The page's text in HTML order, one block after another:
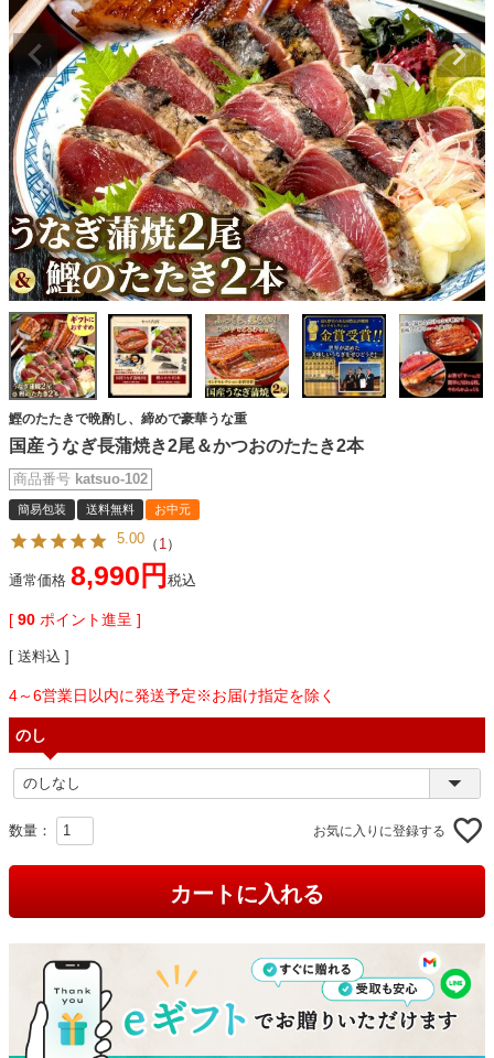
鰹のたたきで晩酌し、締めで豪華うな重
国産うなぎ長蒲焼き2尾＆かつおのたたき2本
商品番号 katsuo-102
簡易包装 送料無料 お中元
5.00 （ 1 ）
通常価格 8,990 税込
[ 90 ポイント進呈 ]
送料込
4～6営業日以内に発送予定※お届け指定を除く
のし
お気に入りに登録する
カートに入れる